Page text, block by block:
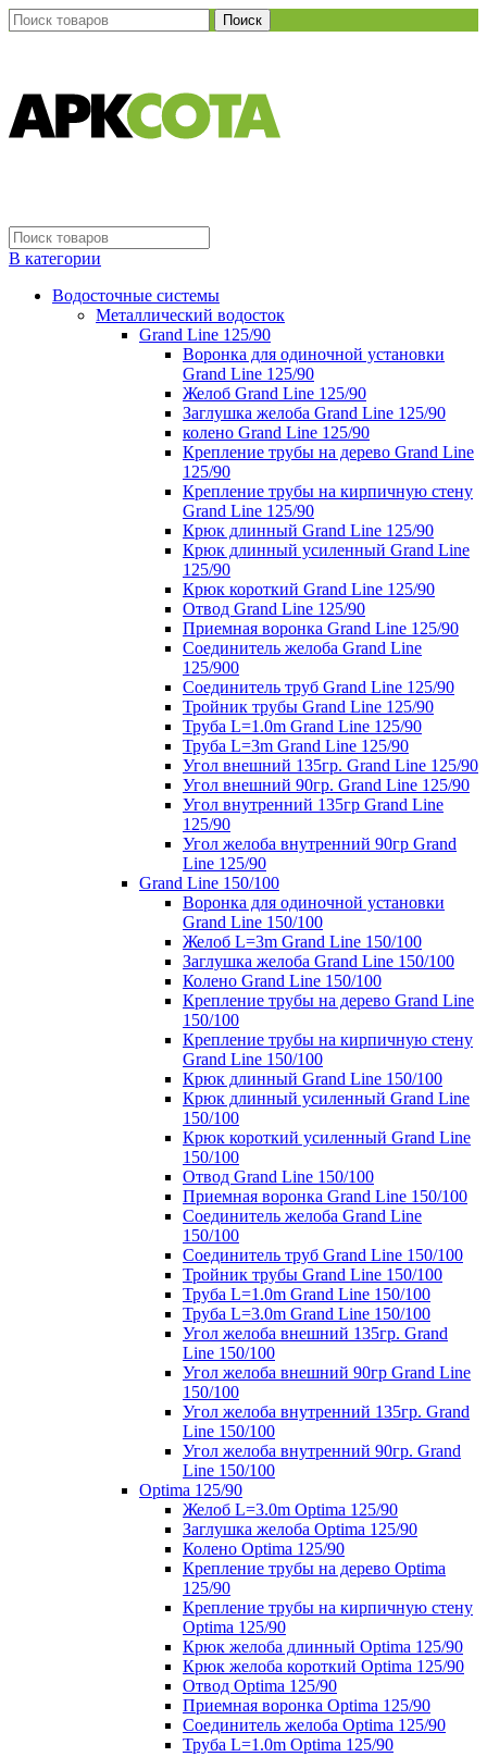
Поиск
В категории
Водосточные системы
Металлический водосток
Grand Line 125/90
Воронка для одиночной установки
Grand Line 125/90
Желоб Grand Line 125/90
Заглушка желоба Grand Line 125/90
колено Grand Line 125/90
Крепление трубы на дерево Grand Line
125/90
Крепление трубы на кирпичную стену
Grand Line 125/90
Крюк длинный Grand Line 125/90
Крюк длинный усиленный Grand Line
125/90
Крюк короткий Grand Line 125/90
Отвод Grand Line 125/90
Приемная воронка Grand Line 125/90
Соединитель желоба Grand Line
125/900
Соединитель труб Grand Line 125/90
Тройник трубы Grand Line 125/90
Труба L=1.0m Grand Line 125/90
Труба L=3m Grand Line 125/90
Угол внешний 135гр. Grand Line 125/90
Угол внешний 90гр. Grand Line 125/90
Угол внутренний 135гр Grand Line
125/90
Угол желоба внутренний 90гр Grand
Line 125/90
Grand Line 150/100
Воронка для одиночной установки
Grand Line 150/100
Желоб L=3m Grand Line 150/100
Заглушка желоба Grand Line 150/100
Колено Grand Line 150/100
Крепление трубы на дерево Grand Line
150/100
Крепление трубы на кирпичную стену
Grand Line 150/100
Крюк длинный Grand Line 150/100
Крюк длинный усиленный Grand Line
150/100
Крюк короткий усиленный Grand Line
150/100
Отвод Grand Line 150/100
Приемная воронка Grand Line 150/100
Соединитель желоба Grand Line
150/100
Соединитель труб Grand Line 150/100
Тройник трубы Grand Line 150/100
Труба L=1.0m Grand Line 150/100
Труба L=3.0m Grand Line 150/100
Угол желоба внешний 135гр. Grand
Line 150/100
Угол желоба внешний 90гр Grand Line
150/100
Угол желоба внутренний 135гр. Grand
Line 150/100
Угол желоба внутренний 90гр. Grand
Line 150/100
Optima 125/90
Желоб L=3.0m Optima 125/90
Заглушка желоба Optima 125/90
Колено Optima 125/90
Крепление трубы на дерево Optima
125/90
Крепление трубы на кирпичную стену
Optima 125/90
Крюк желоба длинный Optima 125/90
Крюк желоба короткий Optima 125/90
Отвод Optima 125/90
Приемная воронка Optima 125/90
Соединитель желоба Optima 125/90
Труба L=1.0m Optima 125/90